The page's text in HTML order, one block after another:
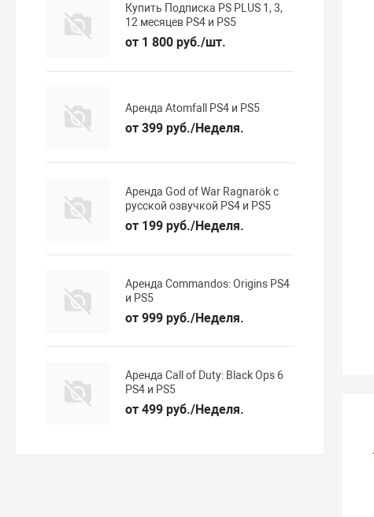
Купить Подписка PS PLUS 1, 3,
12 месяцев PS4 и PS5
от 1 800 руб./шт.
Аренда Atomfall PS4 и PS5
от 399 руб./Неделя.
Аренда God of War Ragnarök с
русской озвучкой PS4 и PS5
от 199 руб./Неделя.
Аренда Commandos: Origins PS4
и PS5
от 999 руб./Неделя.
Аренда Call of Duty: Black Ops 6
PS4 и PS5
от 499 руб./Неделя.